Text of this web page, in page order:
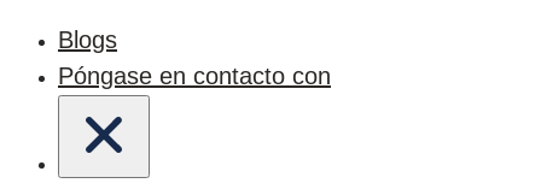
Blogs
Póngase en contacto con